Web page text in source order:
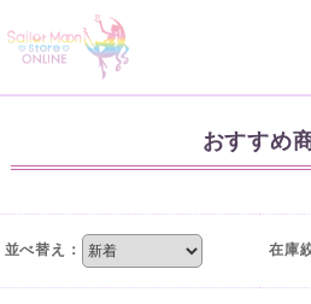
おすすめ
並べ替え： 在庫